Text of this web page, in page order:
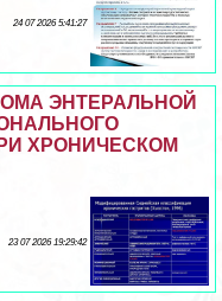
24 07 2026 5:41:27
ЭНТЕРАЛЬНОЙ
ХРОНИЧЕСКОМ
23 07 2026 19:29:42